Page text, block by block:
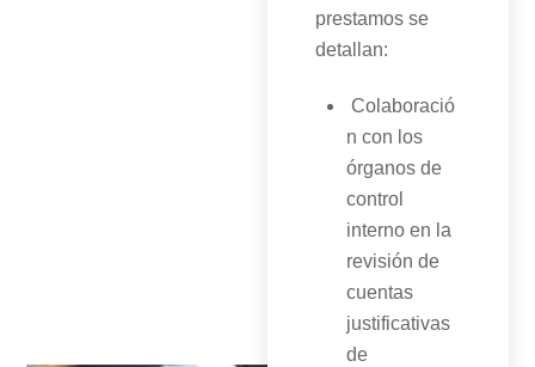
prestamos se
detallan:
Colaboració
n con los
órganos de
control
interno en la
revisión de
cuentas
justificativas
de